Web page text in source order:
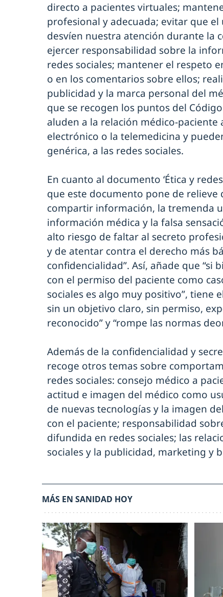
directo a pacientes virtuales;
profesional y adecuada; evitar que
desvíen nuestra atención durante la
ejercer responsabilidad sobre la
redes sociales; mantener el respeto
o en los comentarios sobre ellos;
publicidad y la marca personal del
que se recogen los puntos del
aluden a la relación médico-
electrónico o la telemedicina y
genérica, a las redes sociales.
En cuanto al documento ‘Ética y
que este documento pone de relieve
compartir información, la tremenda
información médica y la falsa
alto riesgo de faltar al secreto
y de atentar contra el derecho más
confidencialidad”. Así, añade que “si
con el permiso del paciente como
sociales es algo muy positivo”, tiene
sin un objetivo claro, sin permiso,
reconocido” y “rompe las normas
Además de la confidencialidad y
recoge otros temas sobre
redes sociales: consejo médico a
actitud e imagen del médico como
de nuevas tecnologías y la imagen
con el paciente; responsabilidad
difundida en redes sociales; las
sociales y la publicidad, marketing y
MÁS EN SANIDAD HOY